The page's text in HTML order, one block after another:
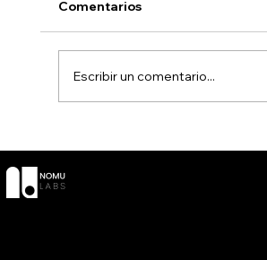
The Nomu Hour 2025
Comentarios
Escribir un comentario...